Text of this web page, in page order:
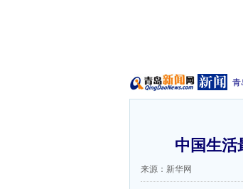
青
中国生活
来源：新华网